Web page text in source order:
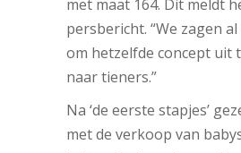
met maat 164. Dit meldt
persbericht. “We zagen
om hetzelfde concept uit
naar tieners.”
Na ‘de eerste stapjes’
met de verkoop van